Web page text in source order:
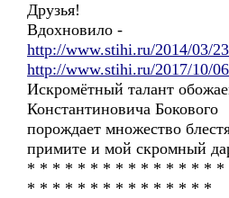
Друзья!
Вдохновило -
http://www.stihi.ru/2014/03/
http://www.stihi.ru/2017/10/
Искромётный талант
Константиновича Бокового
порождает множество
примите и мой скромный
* * * * * * * * * * * * * * *
* * * * * * * * * * * * * * *